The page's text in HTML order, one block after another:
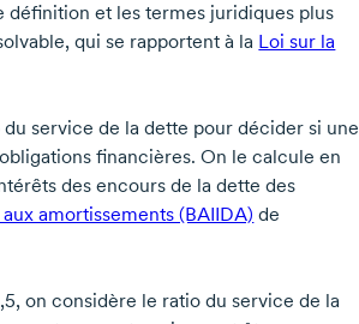
et les termes juridiques plus
qui se rapportent à la Loi sur la
service de la dette pour décider si une
financières. On le calcule en
des encours de la dette des
amortissements (BAIIDA) de
on considère le ratio du service de la